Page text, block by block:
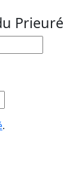
Prieuré
.